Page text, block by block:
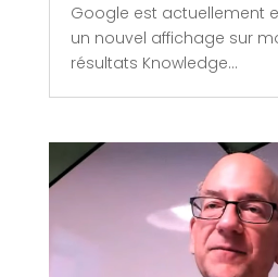
Google est actuellement
un nouvel affichage sur
résultats Knowledge...